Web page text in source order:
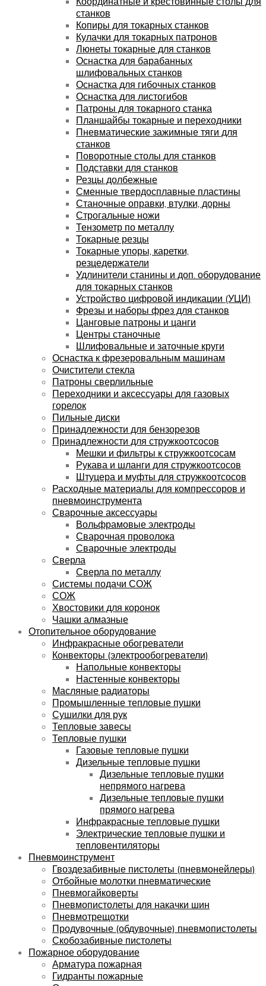
станков
Копиры для токарных станков
Кулачки для токарных патронов
Люнеты токарные для станков
Оснастка для барабанных
шлифовальных станков
Оснастка для гибочных станков
Оснастка для листогибов
Патроны для токарного станка
Планшайбы токарные и переходники
Пневматические зажимные тяги для
станков
Поворотные столы для станков
Подставки для станков
Резцы долбежные
Сменные твердосплавные пластины
Станочные оправки, втулки, дорны
Строгальные ножи
Тензометр по металлу
Токарные резцы
Токарные упоры, каретки,
резцедержатели
Удлинители станины и доп. оборудование
для токарных станков
Устройство цифровой индикации (УЦИ)
Фрезы и наборы фрез для станков
Цанговые патроны и цанги
Центры станочные
Шлифовальные и заточные круги
Оснастка к фрезеровальным машинам
Очистители стекла
Патроны сверлильные
Переходники и аксессуары для газовых
горелок
Пильные диски
Принадлежности для бензорезов
Принадлежности для стружкоотсосов
Мешки и фильтры к стружкоотсосам
Рукава и шланги для стружкоотсосов
Штуцера и муфты для стружкоотсосов
Расходные материалы для компрессоров и
пневмоинструмента
Сварочные аксессуары
Вольфрамовые электроды
Сварочная проволока
Сварочные электроды
Сверла
Сверла по металлу
Системы подачи СОЖ
СОЖ
Хвостовики для коронок
Чашки алмазные
Отопительное оборудование
Инфракрасные обогреватели
Конвекторы (электрообогреватели)
Напольные конвекторы
Настенные конвекторы
Масляные радиаторы
Промышленные тепловые пушки
Сушилки для рук
Тепловые завесы
Тепловые пушки
Газовые тепловые пушки
Дизельные тепловые пушки
Дизельные тепловые пушки
непрямого нагрева
Дизельные тепловые пушки
прямого нагрева
Инфракрасные тепловые пушки
Электрические тепловые пушки и
тепловентиляторы
Пневмоинструмент
Гвоздезабивные пистолеты (пневмонейлеры)
Отбойные молотки пневматические
Пневмогайковерты
Пневмопистолеты для накачки шин
Пневмотрещотки
Продувочные (обдувочные) пневмопистолеты
Скобозабивные пистолеты
Пожарное оборудование
Арматура пожарная
Гидранты пожарные